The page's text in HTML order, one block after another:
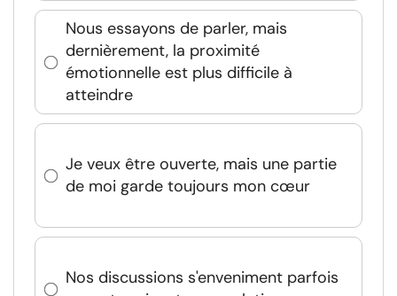
Nous essayons de parler, mais
dernièrement, la proximité
émotionnelle est plus difficile à
atteindre
Je veux être ouverte, mais une partie
de moi garde toujours mon cœur
Nos discussions s'enveniment parfois